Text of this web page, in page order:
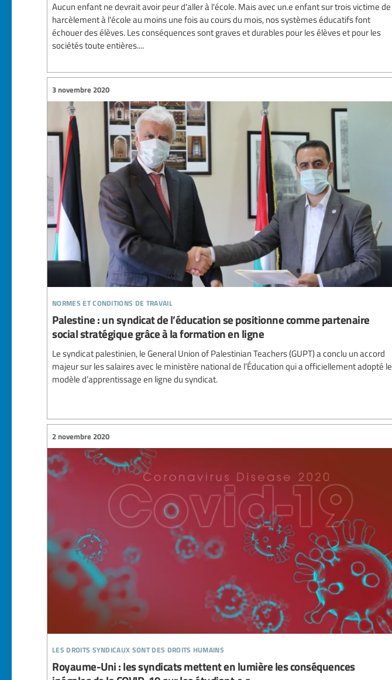
Aucun enfant ne devrait avoir peur d'aller à l'école. Mais avec un.e enfant sur trois victime de
harcèlement à l'école au moins une fois au cours du mois, nos systèmes éducatifs font
échouer des élèves. Les conséquences sont graves et durables pour les élèves et pour les
sociétés toute entières....
normes et conditions de travail
3 novembre 2020
Palestine : un syndicat de l’éducation se positionne comme partenaire
social stratégique grâce à la formation en ligne
Le syndicat palestinien, le General Union of Palestinian Teachers (GUPT) a conclu un accord
majeur sur les salaires avec le ministère national de l’Éducation qui a officiellement adopté le
modèle d’apprentissage en ligne du syndicat.
les droits syndicaux sont des droits humains
2 novembre 2020
Royaume-Uni : les syndicats mettent en lumière les conséquences